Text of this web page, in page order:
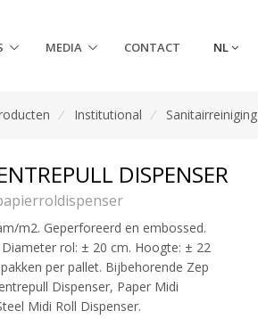
MEDIA CONTACT NL
/ Institutional / Sanitairreiniging
DISPENSER
m2. Geperforeerd en embossed.
rol: ± 20 cm. Hoogte: ± 22
per pallet. Bijbehorende Zep
Dispenser, Paper Midi
Midi Roll Dispenser.